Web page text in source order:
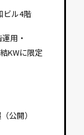
ビル4階
用・
KWに限定
公開）